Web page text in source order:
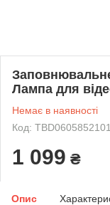
Лампа для
Немає в наявності
Код:
1 099 ₴
Опис